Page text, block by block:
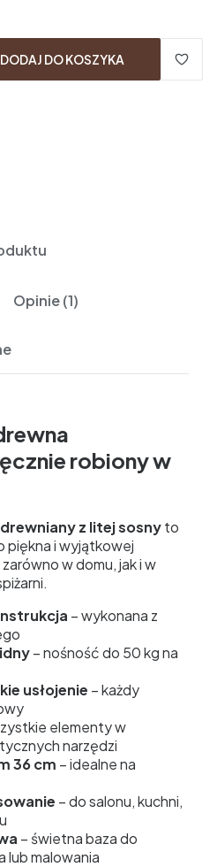
DODAJ DO KOSZYKA
Opinie (1)
robiony w
drewniany z litej sosnyto
piękna i wyjątkowej
w domu, jak i w
– wykonana z
– nośność do 50 kg na
usłojenie – każdy
elementy w
narzędzi
36 cm – idealne na
– do salonu, kuchni,
– świetna baza do
lub malowania